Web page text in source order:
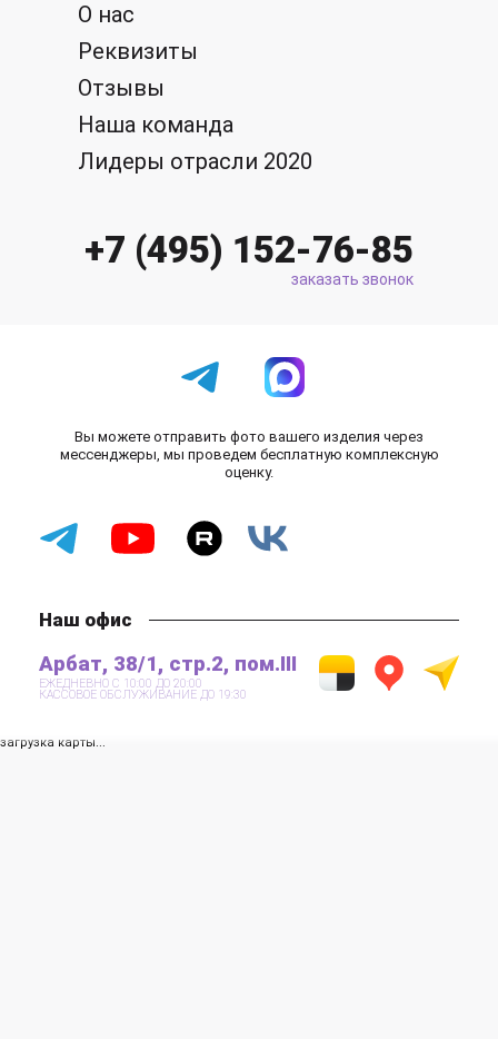
О нас
Реквизиты
Отзывы
Наша команда
Лидеры отрасли 2020
+7 (495) 152-76-85
заказать звонок
Вы можете отправить фото вашего изделия через
мессенджеры, мы проведем бесплатную комплексную
оценку.
Наш офис
Арбат, 38/1, стр.2, пом.III
ЕЖЕДНЕВНО С 10:00 ДО 20:00
КАССОВОЕ ОБСЛУЖИВАНИЕ ДО 19:30
загрузка карты...